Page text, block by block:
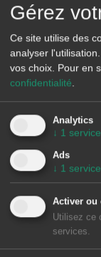
Gérez
Ce site utilise des
analyser
vos choix. Pour en
confidentialité.
Analytics
↓ 1 service
Ads
↓ 1 service
Activer ou
Utilisez ce
services.